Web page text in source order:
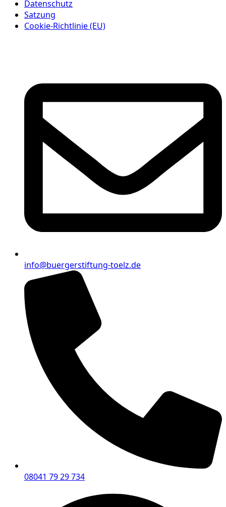
Datenschutz
Satzung
Cookie-Richtlinie (EU)
info@buergerstiftung-toelz.de
08041 79 29 734